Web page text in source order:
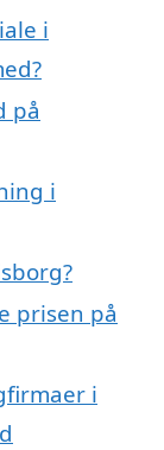
i
på
i
prisen på
i